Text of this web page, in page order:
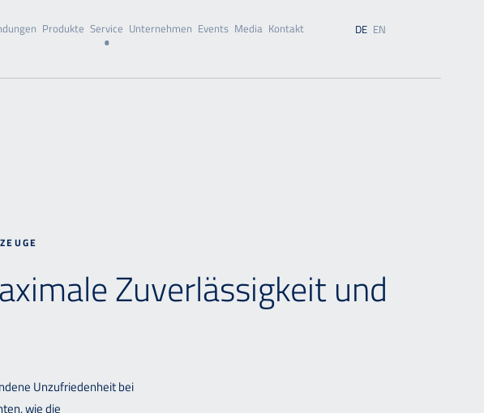
Produkte Service Unternehmen Events Media Kontakt DE EN
Zuverlässigkeit und
Unzufriedenheit bei
wie die